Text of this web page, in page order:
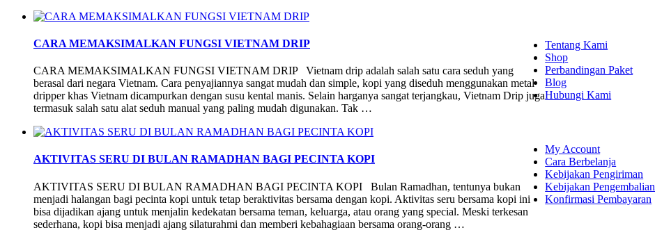
CARA MEMAKSIMALKAN FUNGSI VIETNAM DRIP
CARA MEMAKSIMALKAN FUNGSI VIETNAM DRIP Vietnam drip adalah salah satu cara seduh yang
berasal dari negara Vietnam. Cara penyajiannya sangat mudah dan simple, kopi yang diseduh menggunakan metal
dripper khas Vietnam dicampurkan dengan susu kental manis. Selain harganya sangat terjangkau, Vietnam Drip juga
termasuk salah satu alat seduh manual yang paling mudah digunakan. Tak …
AKTIVITAS SERU DI BULAN RAMADHAN BAGI PECINTA KOPI
AKTIVITAS SERU DI BULAN RAMADHAN BAGI PECINTA KOPI Bulan Ramadhan, tentunya bukan
menjadi halangan bagi pecinta kopi untuk tetap beraktivitas bersama dengan kopi. Aktivitas seru bersama kopi ini
bisa dijadikan ajang untuk menjalin kedekatan bersama teman, keluarga, atau orang yang special. Meski terkesan
sederhana, kopi bisa menjadi ajang silaturahmi dan memberi kebahagiaan bersama orang-orang …
Tentang Kami
Shop
Perbandingan Paket
Blog
Hubungi Kami
My Account
Cara Berbelanja
Kebijakan Pengiriman
Kebijakan Pengembalian
Konfirmasi Pembayaran